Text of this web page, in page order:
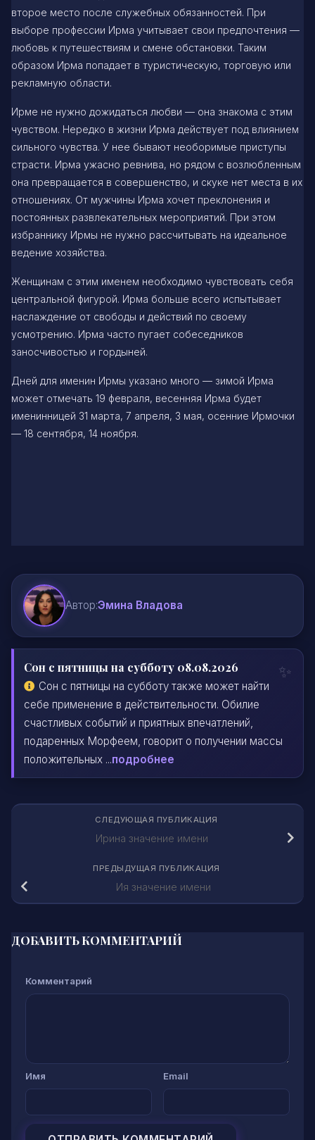
второе место после служебных обязанностей. При
выборе профессии Ирма учитывает свои предпочтения —
любовь к путешествиям и смене обстановки. Таким
образом Ирма попадает в туристическую, торговую или
рекламную области.
Ирме не нужно дожидаться любви — она знакома с этим
чувством. Нередко в жизни Ирма действует под влиянием
сильного чувства. У нее бывают необоримые приступы
страсти. Ирма ужасно ревнива, но рядом с возлюбленным
она превращается в совершенство, и скуке нет места в их
отношениях. От мужчины Ирма хочет преклонения и
постоянных развлекательных мероприятий. При этом
избраннику Ирмы не нужно рассчитывать на идеальное
ведение хозяйства.
Женщинам с этим именем необходимо чувствовать себя
центральной фигурой. Ирма больше всего испытывает
наслаждение от свободы и действий по своему
усмотрению. Ирма часто пугает собеседников
заносчивостью и гордыней.
Дней для именин Ирмы указано много — зимой Ирма
может отмечать 19 февраля, весенняя Ирма будет
именинницей 31 марта, 7 апреля, 3 мая, осенние Ирмочки
— 18 сентября, 14 ноября.
Автор:Эмина Владова
Сон с пятницы на субботу 08.08.2026
Сон с пятницы на субботу также может найти
себе применение в действительности. Обилие
счастливых событий и приятных впечатлений,
подаренных Морфеем, говорит о получении массы
положительных ...подробнее
СЛЕДУЮЩАЯ ПУБЛИКАЦИЯ
Ирина значение имени
ПРЕДЫДУЩАЯ ПУБЛИКАЦИЯ
Ия значение имени
ДОБАВИТЬ КОММЕНТАРИЙ
Комментарий
Имя Email